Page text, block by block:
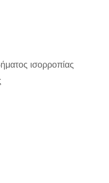
ισορροπίας